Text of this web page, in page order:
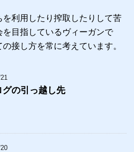
利用したり搾取したりして苦
を目指しているヴィーガンで
接し方を常に考えています。
グの引っ越し先